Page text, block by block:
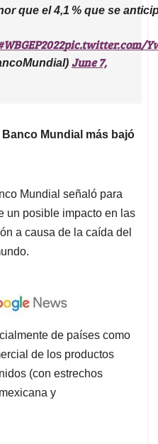
que el 4,1 % que se
pic.twitter.com/
June 7,
Banco Mundial más bajó
Mundial señaló para
un posible impacto en las
a causa de la caída del
de países como
de los productos
(con estrechos
y